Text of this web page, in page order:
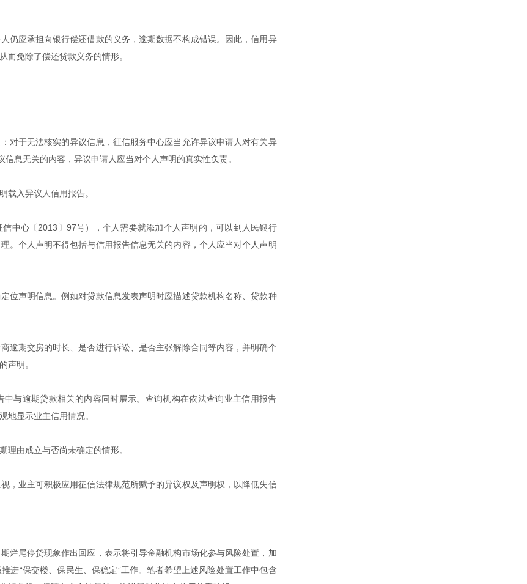
仍应承担向银行偿还借款的义务，逾期数据不构成错误。因此，信用异
而免除了偿还贷款义务的情形。
对于无法核实的异议信息，征信服务中心应当允许异议申请人对有关异
息无关的内容，异议申请人应当对个人声明的真实性负责。
载入异议人信用报告。
中心〔2013〕97号），个人需要就添加个人声明的，可以到人民银行
。个人声明不得包括与信用报告信息无关的内容，个人应当对个人声明
位声明信息。例如对贷款信息发表声明时应描述贷款机构名称、贷款种
逾期交房的时长、是否进行诉讼、是否主张解除合同等内容，并明确个
声明。
与逾期贷款相关的内容同时展示。查询机构在依法查询业主信用报告
地显示业主信用情况。
理由成立与否尚未确定的情形。
，业主可积极应用征信法律规范所赋予的异议权及声明权，以降低失信
烂尾停贷现象作出回应，表示将引导金融机构市场化参与风险处置，加
进“保交楼、保民生、保稳定”工作。笔者希望上述风险处置工作中包含